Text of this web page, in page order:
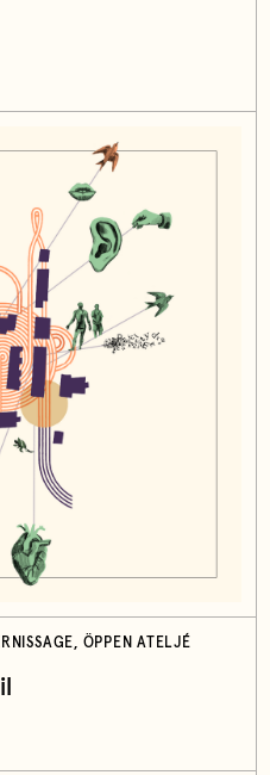
ÖPPEN ATELJÉ